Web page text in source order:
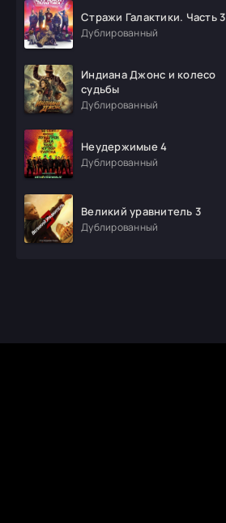
Стражи Галактики. Часть 3
Дублированный
Индиана Джонс и колесо
судьбы
Дублированный
Неудержимые 4
Дублированный
Великий уравнитель 3
Дублированный